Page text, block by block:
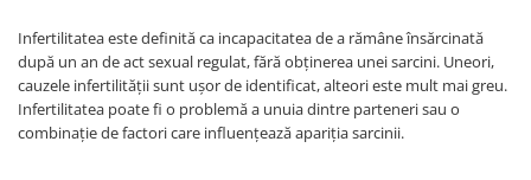
Infertilitatea este definită ca incapacitatea de a rămâne însărcinată
după un an de act sexual regulat, fără obținerea unei sarcini. Uneori,
cauzele infertilității sunt ușor de identificat, alteori este mult mai greu.
Infertilitatea poate fi o problemă a unuia dintre parteneri sau o
combinație de factori care influențează apariția sarcinii.